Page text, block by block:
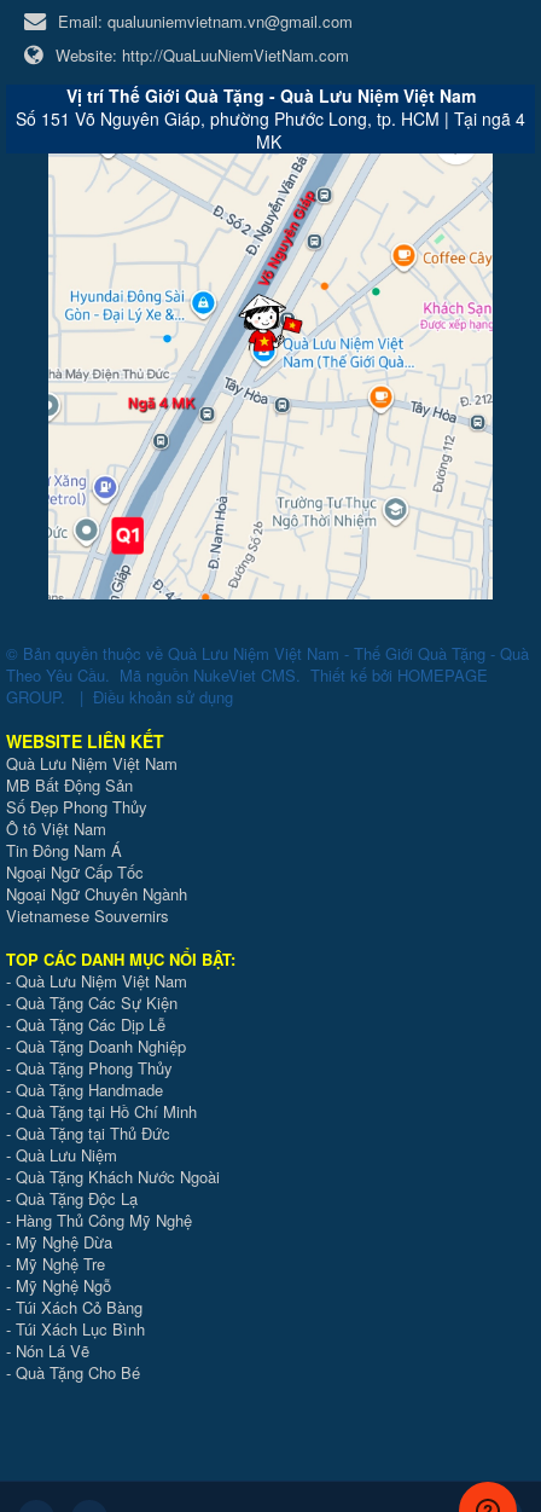
Email: qualuuniemvietnam.vn@gmail.com
Website: http://QuaLuuNiemVietNam.com
Vị trí Thế Giới Quà Tặng - Quà Lưu Niệm Việt Nam
Số 151 Võ Nguyên Giáp, phường Phước Long, tp. HCM | Tại ngã 4
MK
© Bản quyền thuộc về Quà Lưu Niệm Việt Nam - Thế Giới Quà Tặng - Quà
Theo Yêu Cầu
Mã nguồn NukeViet CMS Thiết kế bởi HOMEPAGE
GROUP. | Điều khoản sử dụng
WEBSITE LIÊN KẾT
Quà Lưu Niệm Việt Nam
MB Bất Động Sản
Số Đẹp Phong Thủy
Ô tô Việt Nam
Tin Đông Nam Á
Ngoại Ngữ Cấp Tốc
Ngoại Ngữ Chuyên Ngành
Vietnamese Souvernirs
TOP CÁC DANH MỤC NỔI BẬT:
- Quà Lưu Niệm Việt Nam
- Quà Tặng Các Sự Kiện
- Quà Tặng Các Dịp Lễ
- Quà Tặng Doanh Nghiệp
- Quà Tặng Phong Thủy
- Quà Tặng Handmade
- Quà Tặng tại Hồ Chí Minh
- Quà Tặng tại Thủ Đức
- Quà Lưu Niệm
- Quà Tặng Khách Nước Ngoài
- Quà Tặng Độc Lạ
- Hàng Thủ Công Mỹ Nghệ
- Mỹ Nghệ Dừa
- Mỹ Nghệ Tre
- Mỹ Nghệ Ngỗ
- Túi Xách Cỏ Bàng
- Túi Xách Lục Bình
- Nón Lá Vẽ
- Quà Tặng Cho Bé